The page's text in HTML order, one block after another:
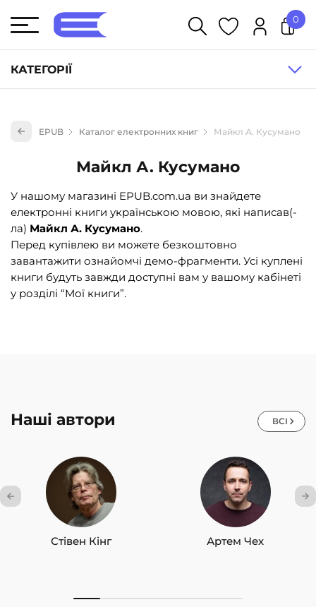
КАТЕГОРІЇ
Книги для дітей (835)
Книги для підлітків (240)
Навчальна література та посібники (527)
Енциклопедії, довідники, словники (55)
Подарункові сертифікати (1)
0
EPUB Каталог електронних книг Майкл А. Кусумано
Майкл А. Кусумано
У нашому магазині EPUB.com.ua ви знайдете
електронні книги українською мовою, які написав(-
ла) Майкл А. Кусумано.
Перед купівлею ви можете безкоштовно
завантажити ознайомчі демо-фрагменти. Усі куплені
книги будуть завжди доступні вам у вашому кабінеті
у розділі “Мої книги”.
Наші автори ВСІ
Стівен Кінг Артем Чех